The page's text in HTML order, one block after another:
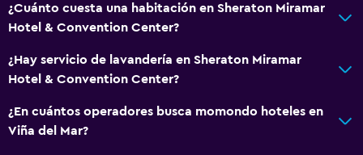
¿Cuánto cuesta una habitación en Sheraton Miramar
Hotel & Convention Center?
¿Hay servicio de lavandería en Sheraton Miramar
Hotel & Convention Center?
¿En cuántos operadores busca momondo hoteles en
Viña del Mar?